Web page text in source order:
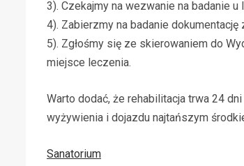
3). Czekajmy na wezwanie na badanie u
4). Zabierzmy na badanie dokumentację
5). Zgłośmy się ze skierowaniem do
miejsce leczenia.
Warto dodać, że rehabilitacja trwa 24
wyżywienia i dojazdu najtańszym
Sanatorium